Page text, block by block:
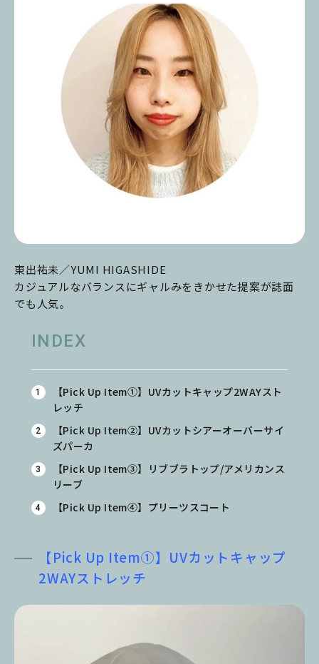
東出祐未／YUMI HIGASHIDE
カジュアルなバランスにギャルみをきかせた提案が誌面
でも人気。
INDEX
【Pick Up Item①】UVカットキャップ2WAYスト
レッチ
【Pick Up Item②】UVカットシアーオーバーサイ
ズパーカ
【Pick Up Item③】リブブラトップ/アメリカンス
リーブ
【Pick Up Item④】プリーツスコート
【Pick Up Item①】UVカットキャップ
2WAYストレッチ